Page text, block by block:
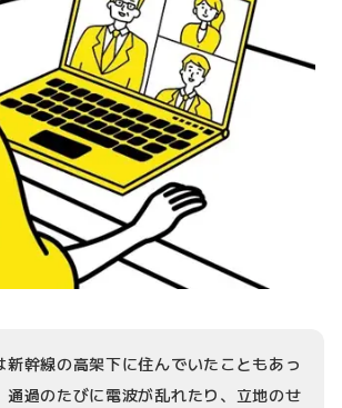
新幹線の高架下に住んでいたこともあっ
通過のたびに電波が乱れたり、立地のせ